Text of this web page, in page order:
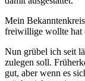
Mein
freiwillige wollte hat
Nun grübel ich seit
zulegen soll.
gut, aber wenn es